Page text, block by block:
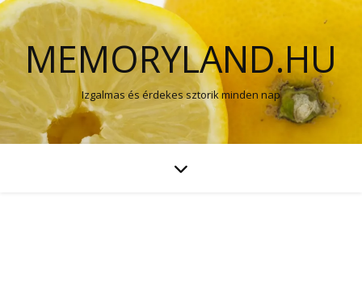
MEMORYLAND.HU
Izgalmas és érdekes sztorik minden nap